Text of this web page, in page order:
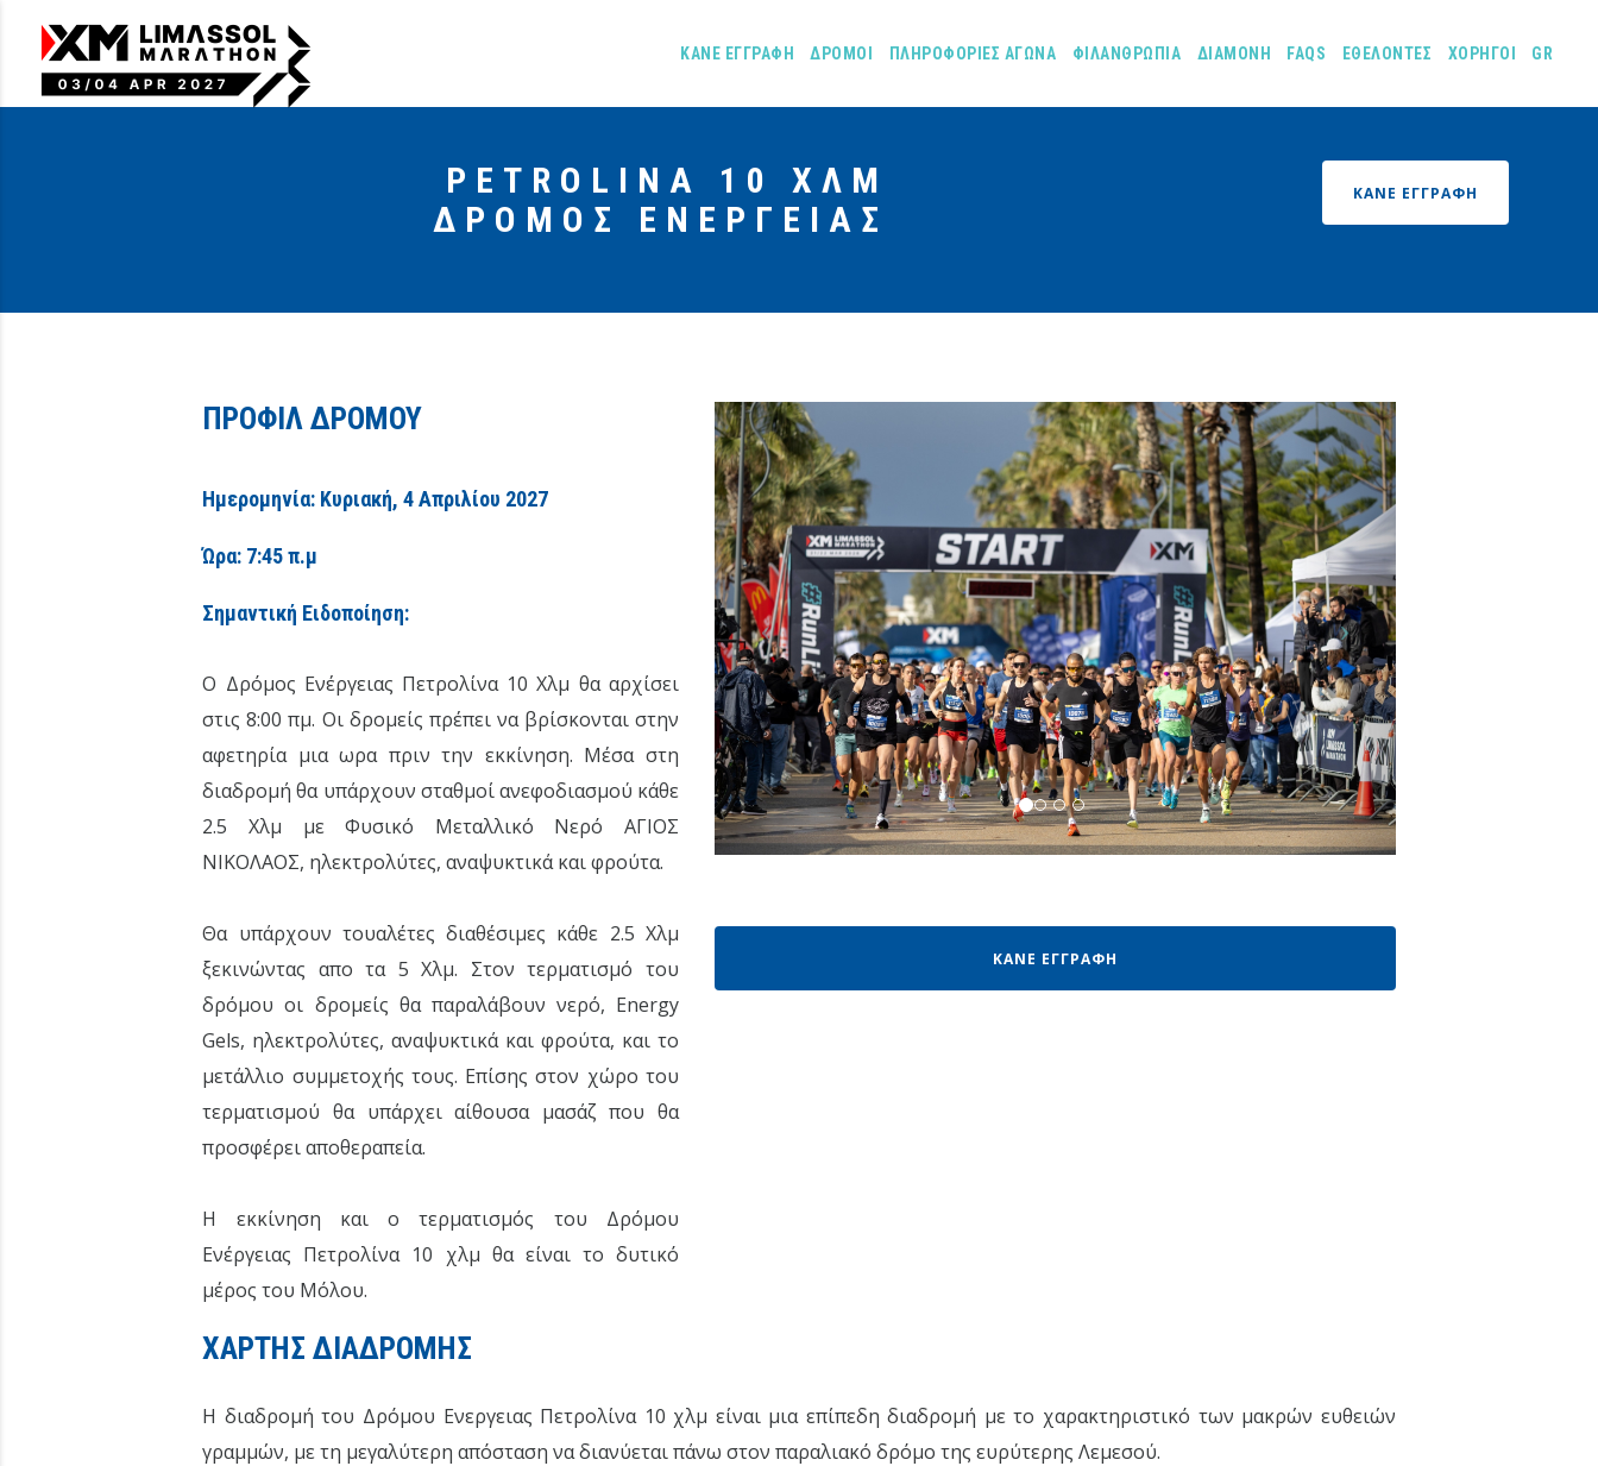
ΚΑΝΕ ΕΓΓΡΑΦΗ ΔΡΟΜΟΙ ΠΛΗΡΟΦΟΡΙΕΣ ΑΓΩΝΑ ΦΙΛΑΝΘΡΩΠΙΑ ΔΙΑΜΟΝΗ FAQS ΕΘΕΛΟΝΤΕΣ ΧΟΡΗΓΟΙ GR
PETROLINA 10 ΧΛΜ
ΔΡΟΜΟΣ ΕΝΕΡΓΕΙΑΣ
ΚΑΝΕ ΕΓΓΡΑΦΗ
ΠΡΟΦΙΛ ΔΡΟΜΟΥ
Ημερομηνία: Κυριακή, 4 Απριλίου 2027
Ώρα: 7:45 π.μ
Σημαντική Ειδοποίηση:
Ο Δρόμος Ενέργειας Πετρολίνα 10 Χλμ θα αρχίσει
στις 8:00 πμ. Οι δρομείς πρέπει να βρίσκονται στην
αφετηρία μια ωρα πριν την εκκίνηση. Μέσα στη
διαδρομή θα υπάρχουν σταθμοί ανεφοδιασμού κάθε
2.5 Χλμ με Φυσικό Μεταλλικό Νερό ΑΓΙΟΣ
ΝΙΚΟΛΑΟΣ, ηλεκτρολύτες, αναψυκτικά και φρούτα.
Θα υπάρχουν τουαλέτες διαθέσιμες κάθε 2.5 Χλμ
ξεκινώντας απο τα 5 Χλμ. Στον τερματισμό του
δρόμου οι δρομείς θα παραλάβουν νερό, Energy
Gels, ηλεκτρολύτες, αναψυκτικά και φρούτα, και το
μετάλλιο συμμετοχής τους. Επίσης στον χώρο του
τερματισμού θα υπάρχει αίθουσα μασάζ που θα
προσφέρει αποθεραπεία.
Η εκκίνηση και ο τερματισμός του Δρόμου
Ενέργειας Πετρολίνα 10 χλμ θα είναι το δυτικό
μέρος του Μόλου.
ΚΑΝΕ ΕΓΓΡΑΦΗ
ΧΑΡΤΗΣ ΔΙΑΔΡΟΜΗΣ
Η διαδρομή του Δρόμου Ενεργειας Πετρολίνα 10 χλμ είναι μια επίπεδη διαδρομή με το χαρακτηριστικό των μακρών ευθειών
γραμμών, με τη μεγαλύτερη απόσταση να διανύεται πάνω στον παραλιακό δρόμο της ευρύτερης Λεμεσού.